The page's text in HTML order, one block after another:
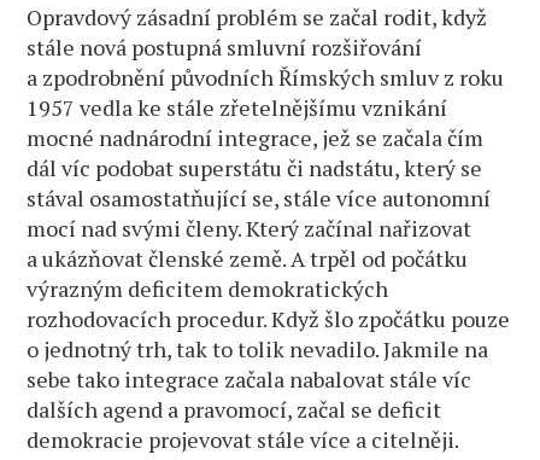
Opravdový zásadní problém se začal rodit, když
stále nová postupná smluvní rozšiřování
a zpodrobnění původních Římských smluv z roku
1957 vedla ke stále zřetelnějšímu vznikání
mocné nadnárodní integrace, jež se začala čím
dál víc podobat superstátu či nadstátu, který se
stával osamostatňující se, stále více autonomní
mocí nad svými členy. Který začínal nařizovat
a ukázňovat členské země. A trpěl od počátku
výrazným deficitem demokratických
rozhodovacích procedur. Když šlo zpočátku pouze
o jednotný trh, tak to tolik nevadilo. Jakmile na
sebe tako integrace začala nabalovat stále víc
dalších agend a pravomocí, začal se deficit
demokracie projevovat stále více a citelněji.